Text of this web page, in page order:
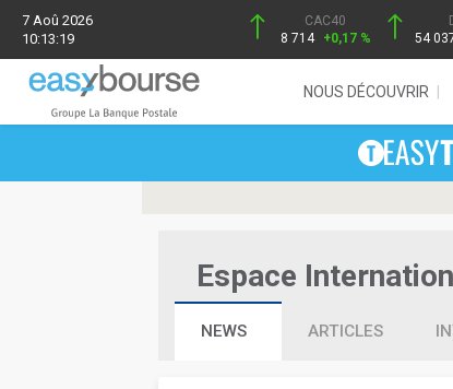
7 Aoû 2026
10:13:19
CAC40
8 714 +0,17 %
54
NOUS DÉCOUVRIR
Espace
NEWS ARTICLES